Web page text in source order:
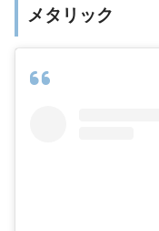
メタリック